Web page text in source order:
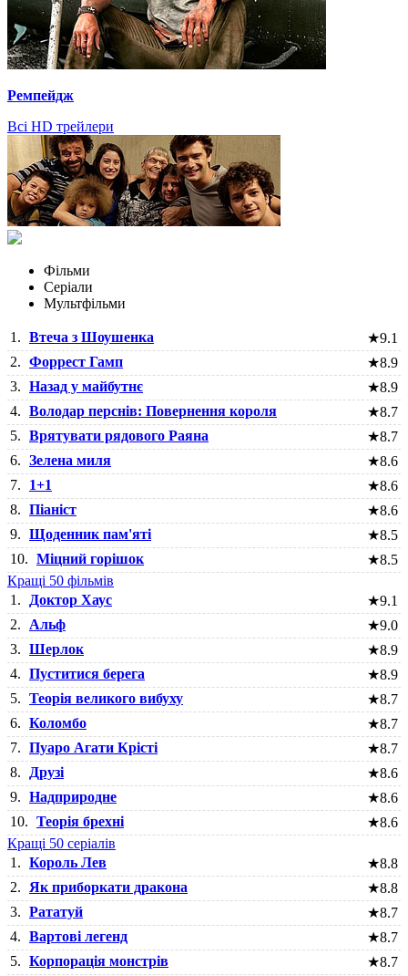
Ремпейдж
Всі HD трейлери
Фільми
Серіали
Мультфільми
1. Втеча з Шоушенка ★9.1
2. Форрест Гамп ★8.9
3. Назад у майбутнє ★8.9
4. Володар перснів: Повернення короля ★8.7
5. Врятувати рядового Раяна ★8.7
6. Зелена миля ★8.6
7.
1+1 ★8.6
8. Піаніст ★8.6
9. Щоденник пам'яті ★8.5
10. Міцний горішок ★8.5
Кращі 50 фільмів
1.
Доктор Хаус ★9.1
2.
Альф ★9.0
3. Шерлок ★8.9
4. Пуститися берега ★8.9
5. Теорія великого вибуху ★8.7
6. Коломбо ★8.7
7. Пуаро Агати Крісті ★8.7
8.
Друзі ★8.6
9. Надприродне ★8.6
10. Теорія брехні ★8.6
Кращі 50 серіалів
1. Король Лев ★8.8
2.
Як приборкати дракона ★8.8
3. Рататуй ★8.7
4. Вартові легенд ★8.7
5. Корпорація монстрів ★8.7